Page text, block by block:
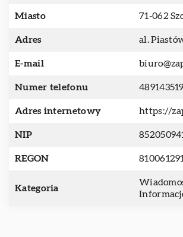
Miasto 71-062
Adres al.
E-mail
Numer telefonu
Adres internetowy https://
NIP
REGON 810061291
Kategoria